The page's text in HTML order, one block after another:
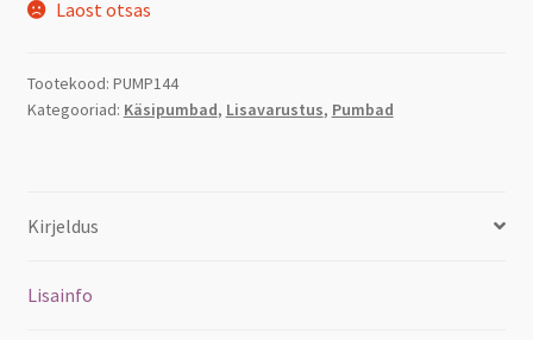
Laost otsas
Tootekood: PUMP144
Kategooriad: Käsipumbad, Lisavarustus, Pumbad
Kirjeldus
Lisainfo